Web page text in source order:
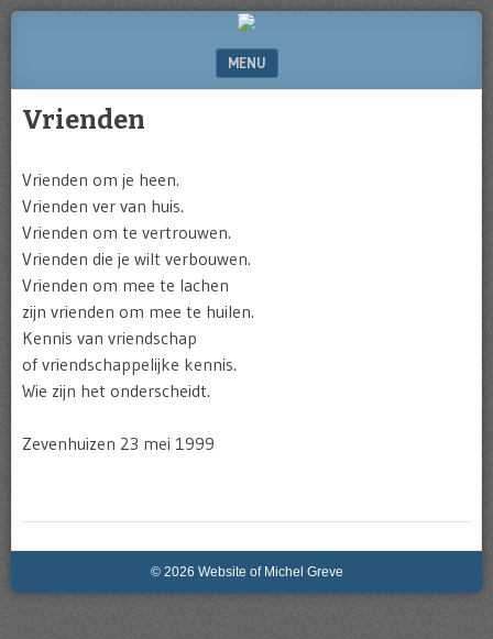
Greve
MENU
Vrienden
Vrienden om je heen.
Vrienden ver van huis.
Vrienden om te vertrouwen.
Vrienden die je wilt verbouwen.
Vrienden om mee te lachen
zijn vrienden om mee te huilen.
Kennis van vriendschap
of vriendschappelijke kennis.
Wie zijn het onderscheidt.
Zevenhuizen 23 mei 1999
© 2026 Website of Michel Greve